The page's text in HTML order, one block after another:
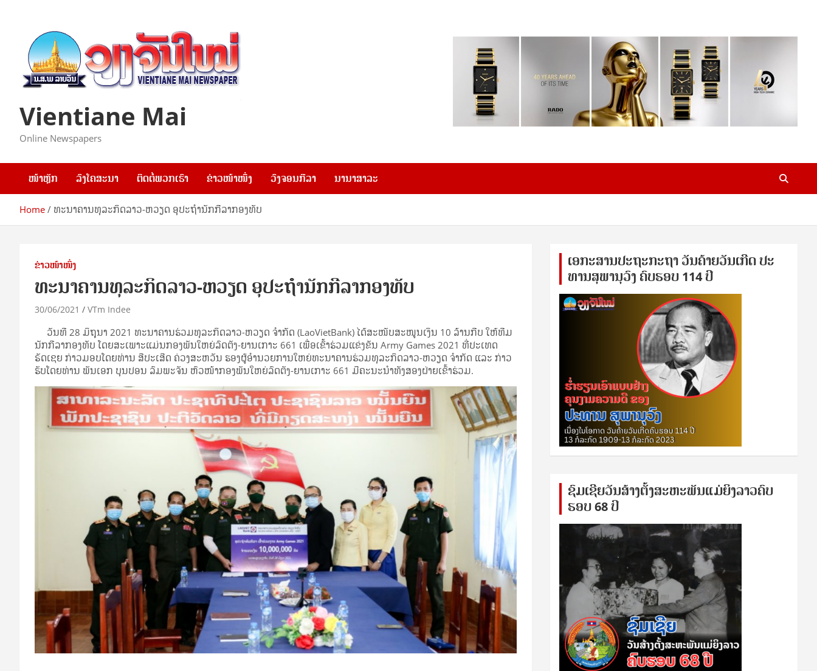
Vientiane Mai
Online Newspapers
ໜ້າຫຼັກ ລົງໂຄສະນາ ຕິດຕໍ່ພວກເຮົາ ຂ່າວໜ້າໜຶ່ງ ວົງຈອນກີລາ ນານາສາລະ
Home ທະນາຄານທຸລະ​ກິດ​ລາວ-​ຫວຽດ ອຸປະຖໍານັກກີລາກອງທັບ
ຂ່າວໜ້າໜຶ່ງ
ທະນາຄານທຸລະ​ກິດ​ລາວ-​ຫວຽດ ອຸປະຖໍານັກກີລາກອງທັບ
30/06/2021 VTm Indee
ວັນທີ 28 ມິຖຸນາ 2021 ທະນາຄານຮ່ວມທຸລະກິດລາວ-ຫວຽດ ຈໍາກັດ (LaoVietBank) ໄດ້ສະໜັບສະໜູນເງິນ 10 ລ້ານກີບ ໃຫ້ທີມ
ນັກກີລາກອງທັບ ໂດຍສະເພາະແມ່ນກອງພັນໃຫຍ່ລົດຕັງ-ຍານເກາະ 661 ເພື່ອເຂົ້າຮ່ວມແຂ່ງຂັນ Army Games 2021 ທີ່ປະເທດ
ຣັດເຊຍ ກ່າວມອບໂດຍທ່ານ ສີປະເສີດ ຄ່ວງສະຫວັນ ຮອງຜູ້ອໍານວຍການໃຫຍ່ທະນາຄານຮ່ວມທຸລະກິດລາວ-ຫວຽດ ຈໍາກັດ ແລະ ກ່າວ
ຮັບໂດຍທ່ານ ພັນເອກ ບຸນປອນ ລົມພະຈັນ ຫົວໜ້າກອງພັນໃຫຍ່ລົດຕັງ-ຍານເກາະ 661 ມີຄະນະນໍາທັງສອງຝ່າຍເຂົ້າຮ່ວມ.
ເອ​ກະ​ສານ​ປະ​ຖະ​ກະ​ຖ​າ ວັນ​ຄ້າຍ​ວັນ​ເກີດ ປ​ະ​
ທານ​ສຸ​ພາ​ນຸ​ວົງ ຄົບ​ຮອບ 114 ປີ
ຊົ​ມ​ເຊີຍ​ວັນ​ສ້າງ​ຕັ້ງ​ສະ​ຫະ​ພັນ​ແມ່​ຍິງ​​ລາວຄົບ​
ຮອບ 68 ປິ